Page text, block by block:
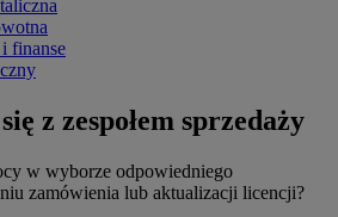
finanse
z zespołem sprzedaży
w wyborze odpowiedniego
zamówienia lub aktualizacji licencji?